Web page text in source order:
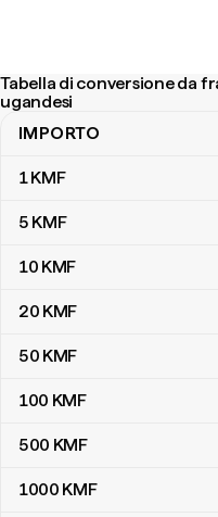
Tabella di conversione da
ugandesi
Tabella di conversione da
IMPORTO
1KMF
5 KMF
10 KMF
20 KMF
50 KMF
100 KMF
500 KMF
1000 KMF